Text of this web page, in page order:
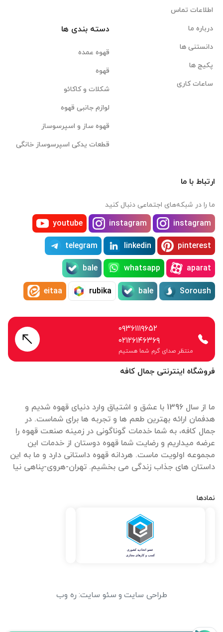
فروشگاه اینترنتی جمال کافه
ما از سال 1396 با عشق و اشتیاق وارد دنیای قهوه شدیم و
هدفمان ارائه بهترین طعم ها و تجربه ها برای شماست. در
جمال کافه، به شما خدمات گوناگونی در زمینه صنعت قهوه را
عرضه میداریم و رضایت شما قهوه دوستان از خدمات این
مجموعه اولویت ماست. هردانه قهوه داستانی دارد و ما به این
داستان های جذاب زندگی می بخشیم. تهران-هروی-پناهی نیا
نمادها
اطلاعات تماس
درباره ما
دانستنی ها
پکیج ها
ساعات کاری
دسته بندی ها
قهوه عمده
قهوه
شکلات و کاکائو
لوازم جانبی قهوه
قهوه ساز و اسپرسوساز
قطعات یدکی اسپرسوساز خانگی
ارتباط با ما
ما را در شبکه‌های اجتماعی دنبال کنید
instagram
instagram
youtube
pinterest
linkedin
telegram
aparat
whatsapp
bale
Soroush
bale
rubika
eitaa
۰۹۳۶۱۱۱۹۶۵۲
۰۲۱۲۶۱۴۶۳۶۹
منتظر صدای گرم شما هستیم
طراحی سایت و سئو سایت: ره وب